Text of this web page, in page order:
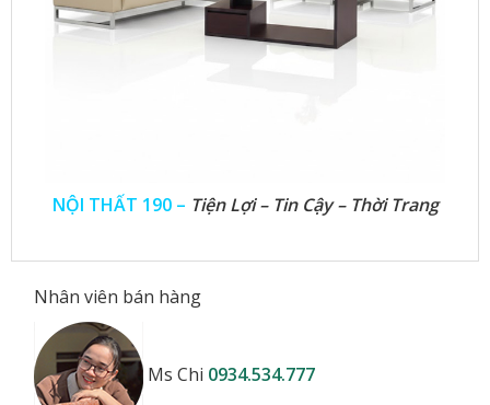
NỘI THẤT 190 – Tiện Lợi – Tin Cậy – Thời Trang
Nhân viên bán hàng
Ms Chi 0934.534.777